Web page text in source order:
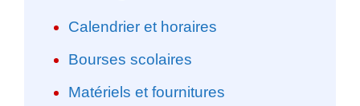
Calendrier et horaires
Bourses scolaires
Matériels et fournitures